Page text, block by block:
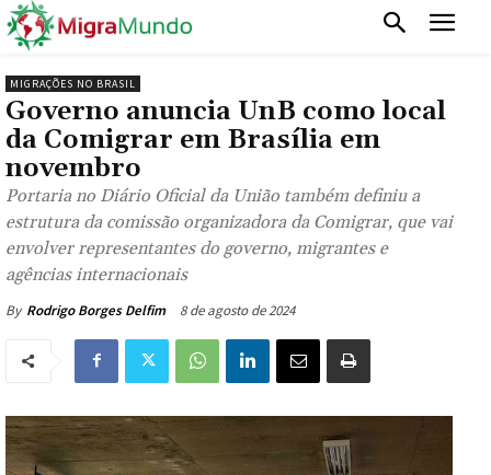
MIGRAÇÕES NO BRASIL
Governo anuncia UnB como local
da Comigrar em Brasília em
novembro
Portaria no Diário Oficial da União também definiu a
estrutura da comissão organizadora da Comigrar, que vai
envolver representantes do governo, migrantes e
agências internacionais
By Rodrigo Borges Delfim 8 de agosto de 2024